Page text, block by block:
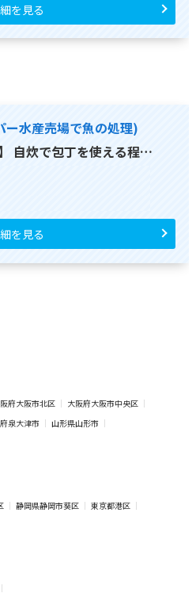
を見る
ー水産売場で魚の処理)
自炊で包丁を使える程…
を見る
府大阪市北区
大阪府大阪市中央区
泉大津市
山形県山形市
静岡県静岡市葵区
東京都港区